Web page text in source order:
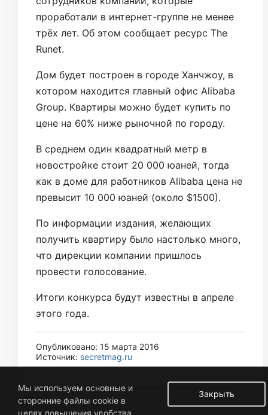
проработали в интернет-группе не менее
трёх лет. Об этом сообщает ресурс The
Runet.
Дом будет построен в городе Ханчжоу, в
котором находится главный офис Alibaba
Group. Квартиры можно будет купить по
цене на 60% ниже рыночной по городу.
В среднем один квадратный метр в
новостройке стоит 20 000 юаней, тогда
как в доме для работников Alibaba цена не
превысит 10 000 юаней (около $1500).
По информации издания, желающих
получить квартиру было настолько много,
что дирекции компании пришлось
провести голосование.
Итоги конкурса будут известны в апреле
этого года.
Опубликовано: 15 марта 2016
Источник: secretmag.ru
Закрыть
Мы используем основные и
сторонние файлы cookie в
целях повышения удобства